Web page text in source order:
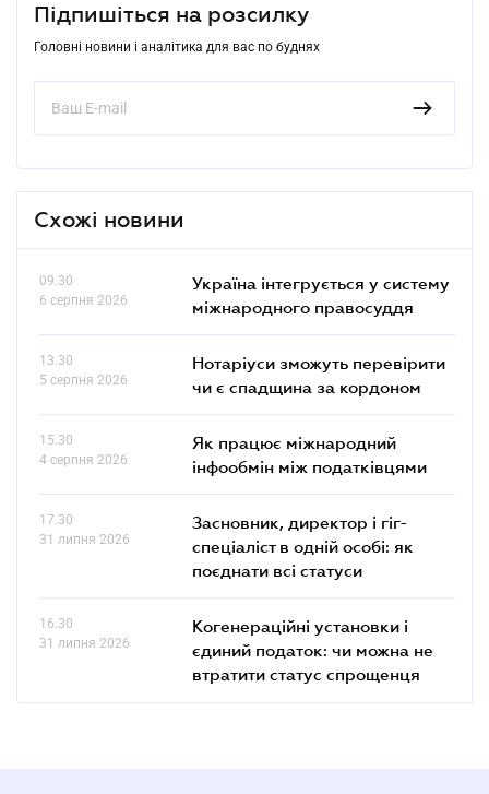
Підпишіться на розсилку
Головні новини і аналітика для вас по буднях
Схожі новини
09.30
6 серпня 2026
Україна інтегрується у систему
міжнародного правосуддя
13.30
5 серпня 2026
Нотаріуси зможуть перевірити
чи є спадщина за кордоном
15.30
4 серпня 2026
Як працює міжнародний
інфообмін між податківцями
17.30
31 липня 2026
Засновник, директор і гіг-
спеціаліст в одній особі: як
поєднати всі статуси
16.30
31 липня 2026
Когенераційні установки і
єдиний податок: чи можна не
втратити статус спрощенця